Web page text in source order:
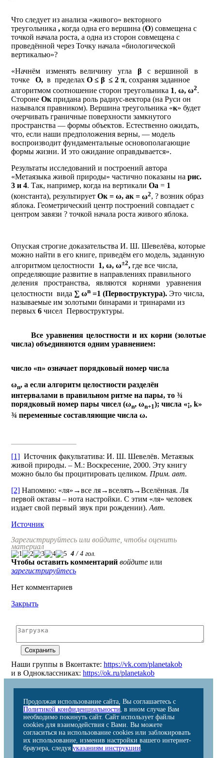
Что следует из анализа «живого» векторного
треугольника , когда одна его вершина (О) совмещена с
точкой начала роста, а одна из сторон совмещена с
проведённой через Точку начала «биологической
вертикалью»?
«Начнём изменять величину угла β
с вершиной в
точке
О, в пределах О ≤ β ≤ 2 π, сохраняя заданное
алгоритмом соотношение сторон треугольника 1, ω, ω2.
Стороне Ок придана роль радиус-вектора (на Руси он
назывался правником). Вершина треугольника «к» будет
очерчивать граничные поверхности замкнутого
пространства — формы объектов. Естественно ожидать,
что, если наши предположения верны, — модель
воспроизводит фундаментальные основополагающие
формы жизни. И это ожидание оправдывается».
Результаты исследований и построений автора
«Метаязыка живой природы» частично показаны на рис.
3 и 4. Так, например, когда на вертикали Оа = 1
(константа), результирует Ок = ω, ак = ω2, ? возник образ
яблока. Геометрический центр построений совпадает с
центром завязи ? точкой начала роста живого яблока.
Опуская строгие доказательства И. Ш. Шевелёва, которые
можно найти в его книге, приведём его модель, заданную
алгоритмом целостности 1, ω, ω±2, где все числа,
определяющие развитие в направлениях правильного
деления пространства, являются корнями уравнения
целостности вида ∑ ωn =1 (Первоструктура). Это числа,
называемые им золотыми бинарами и тринарами из
первых 6 чисел Первоструктуры.
Все уравнения целостности и их корни (золотые
числа) объединяются одним уравнением:
число «n» означает порядковый номер числа
ωn, а если алгоритм целостности разделён
интервалами в правильном ритме на пары, то ¾
порядковый номер пары чисел (ωn, ωn+1); числа «¡, k»
¾ переменные составляющие числа ω.
[1] Источник факультатива: И. Ш. Шевелёв. Метаязык
живой природы. – М.: Воскресение, 2000. Эту книгу
можно было бы процитировать целиком. Прим. авт.
[2] Напомню: «ля»→все ля→вселять→Вселëнная. Ля
первой октавы – нота настройки. С этим «ля» человек
издает свой первый звук при рождении). Авт.
Источник
Зарегистрируйтесь или войдите, чтобы оценить
материал
4 / 4 гол.
Чтобы оставить комментарий войдите или
зарегистрируйтесь
Нет комментариев
Закрыть
Наши группы в Вконтакте: https://vk.com/planetakob
и в Одноклассниках: https://ok.ru/planetakob
Продолжая использование сайта, Вы соглашаетесь с
Политикой конфиденциальности , в ином случае Вам
необходимо покинуть сайт. Сайт использует файлы
cookies для взаимодействия с Вами. Вы можете
согласиться на использование cookies или заблокировать
их использование, изменив настройки вашего интернет-
браузера, следуя указаниям инструкции